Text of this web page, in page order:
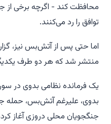
محافظت کند - اگرچه برخی از
توافق را رد می‌کنند.
اما حتی پس از آتش‌بس نیز،
منتشر شد که هر دو طرف
یک فرمانده نظامی بدوی در
بدوی، علیرغم آتش‌بس، حمله
جنگجویان محلی دروزی آغاز